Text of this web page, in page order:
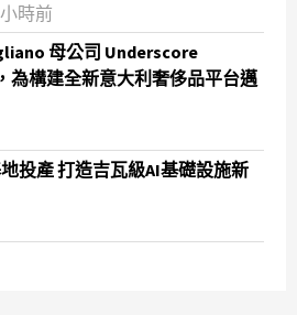
時前
母公司 Underscore
為構建全新意大利奢侈品平台邁
投產 打造吉瓦級AI基礎設施新